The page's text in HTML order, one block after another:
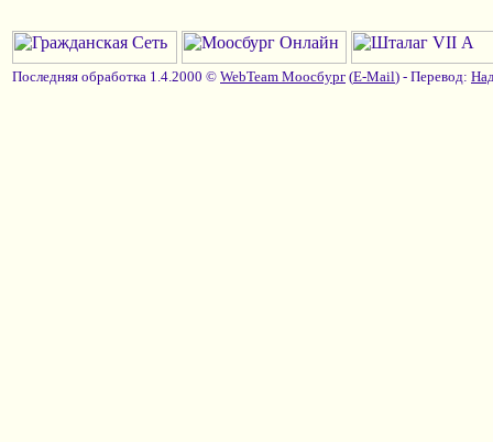
Последняя обработка 1.4.2000 © WebTeam Моосбург (E-Mail) - Перевод: